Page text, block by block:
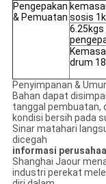
Pengepakan
& Pemuatan sosis
6.25kgs
drum
Penyimpanan &
Bahan dapat
tanggal pembuatan,
kondisi bersih pada
Sinar matahari
dicegah
informasi
Shanghai Jaour
industri perekat